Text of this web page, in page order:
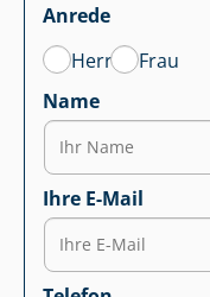
Anrede
Herr
Frau
Name
Ihre E-Mail